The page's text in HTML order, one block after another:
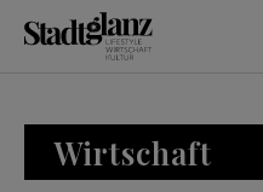
Wirtschaft